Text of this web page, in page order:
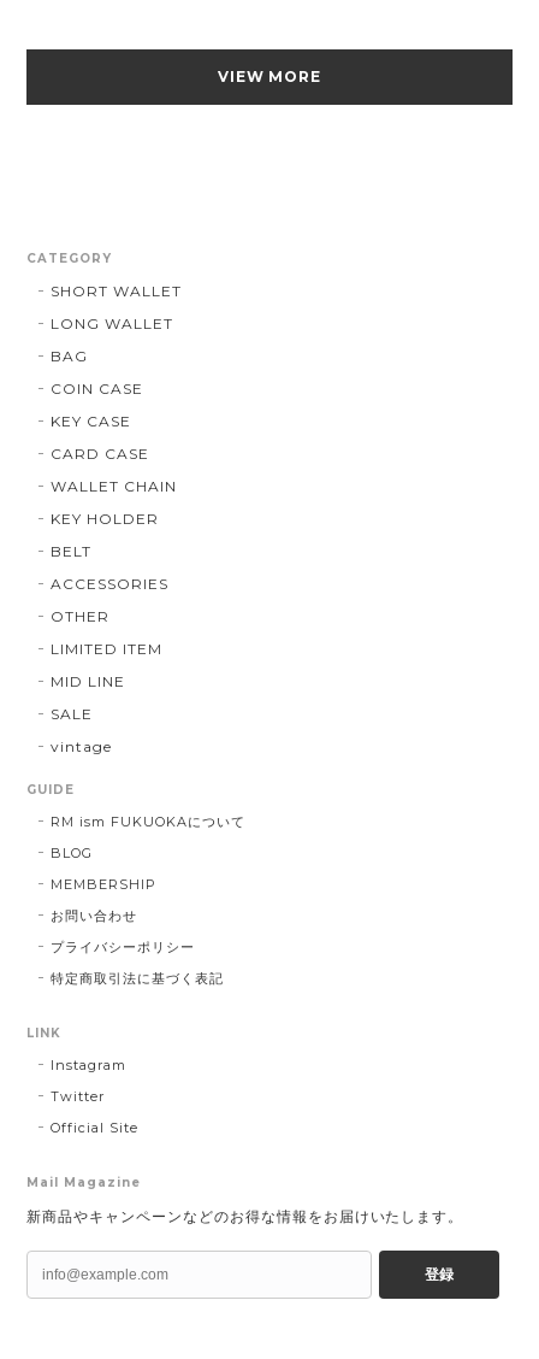
VIEW MORE
CATEGORY
SHORT WALLET
LONG WALLET
BAG
COIN CASE
KEY CASE
CARD CASE
WALLET CHAIN
KEY HOLDER
BELT
ACCESSORIES
OTHER
LIMITED ITEM
MID LINE
SALE
vintage
GUIDE
RM ism FUKUOKAについて
BLOG
MEMBERSHIP
お問い合わせ
プライバシーポリシー
特定商取引法に基づく表記
LINK
Instagram
Twitter
Official Site
Mail Magazine
新商品やキャンペーンなどのお得な情報をお届けいたします。
登録